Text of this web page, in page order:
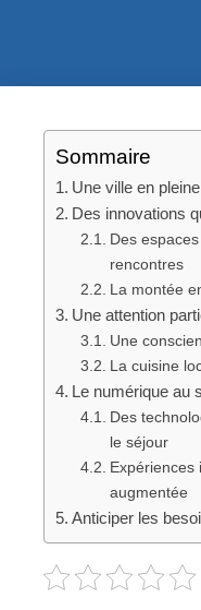
Sommaire
Une ville en
Des innovations
Des
rencontres
La montée
Une attention
Une
La cuisine
Le numérique au
Des
le séjour
Expériences
augmentée
Anticiper les